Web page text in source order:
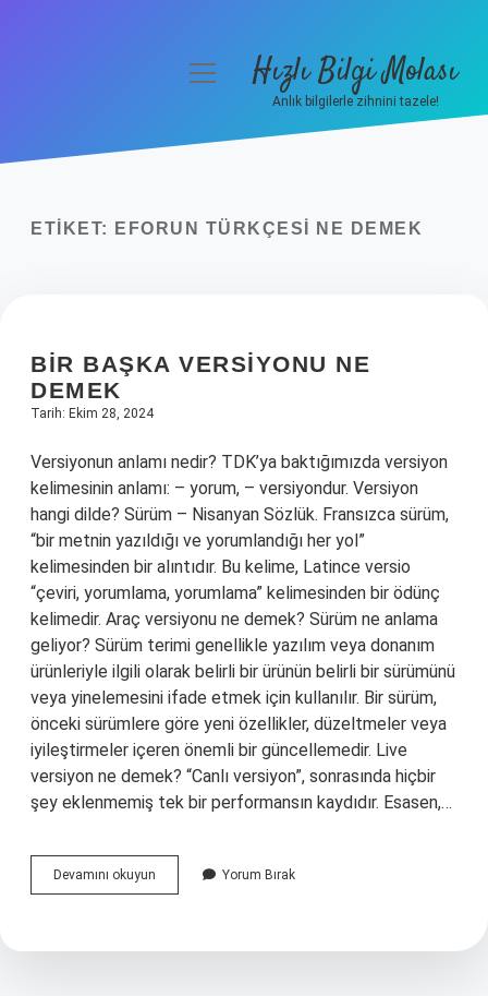
Yasal Uyarı
menüyüHızlı Bilgi Molası
Anlık bilgilerle zihnini tazele!
ETIKET: EFORUN TÜRKÇESI NE DEMEK
BIR BAŞKA VERSIYONU NE
DEMEK
Tarih: Ekim 28, 2024
Versiyonun anlamı nedir? TDK’ya baktığımızda versiyon
kelimesinin anlamı: – yorum, – versiyondur. Versiyon
hangi dilde? Sürüm – Nisanyan Sözlük. Fransızca sürüm,
“bir metnin yazıldığı ve yorumlandığı her yol”
kelimesinden bir alıntıdır. Bu kelime, Latince versio
“çeviri, yorumlama, yorumlama” kelimesinden bir ödünç
kelimedir. Araç versiyonu ne demek? Sürüm ne anlama
geliyor? Sürüm terimi genellikle yazılım veya donanım
ürünleriyle ilgili olarak belirli bir ürünün belirli bir sürümünü
veya yinelemesini ifade etmek için kullanılır. Bir sürüm,
önceki sürümlere göre yeni özellikler, düzeltmeler veya
iyileştirmeler içeren önemli bir güncellemedir. Live
versiyon ne demek? “Canlı versiyon”, sonrasında hiçbir
şey eklenmemiş tek bir performansın kaydıdır. Esasen,…
Devamını okuyun
Başka
Demek
Yorum Bırak